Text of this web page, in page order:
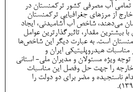
تمامی آب مصرفی کشور ترکمنستان در
از مرزهای جغرافیایی ترکمنستان
می‌دهند، شاخص آب آشامیدنی، ایجاد
بیشترین مقدار، تاثیرگذارترین عوامل
است. به عبارت دیگر این شاخص‌ها
مناسبات هیدروپلیتیکی ایران و
ویژه مسئولان و مدیران ملی- استانی
را جهت حل وفصل این مناسبات
ناسنجیده و مضر برای دو دولت را